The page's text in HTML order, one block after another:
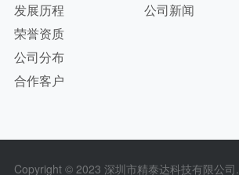
发展历程
荣誉资质
公司分布
合作客户
公司新闻
Copyright © 2023 深圳市精泰达科技有限公司.